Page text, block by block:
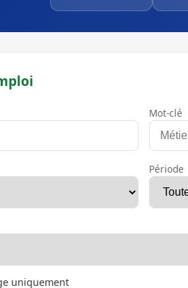
Mot-clé
Période
uniquement